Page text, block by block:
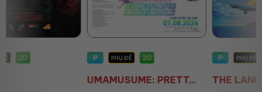
P
UMAMUSUME: PRETT...
P 2D
THE LAND OF SOME...